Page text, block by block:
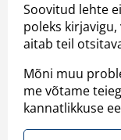
Soovitud lehte
poleks
aitab teil
Mõni muu
me võtame
kannatlikkuse